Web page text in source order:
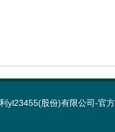
yl23455(股份)有限公司-官